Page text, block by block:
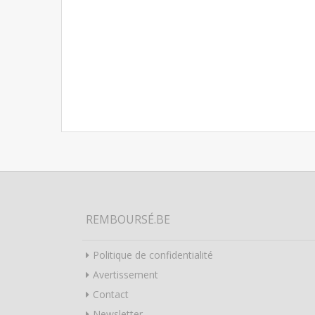
REMBOURSÉ.BE
Politique de confidentialité
Avertissement
Contact